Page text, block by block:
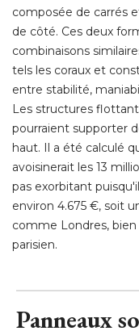
composée de carrés
de côté. Ces deux
combinaisons
tels les coraux et
entre stabilité,
Les structures
pourraient supporter
haut. Il a été calculé
avoisinerait les 13
pas exorbitant
environ 4.675 €, soit
comme Londres,
parisien.
Panneaux